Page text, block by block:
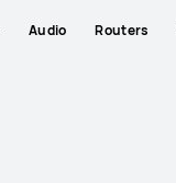
Audio Routers